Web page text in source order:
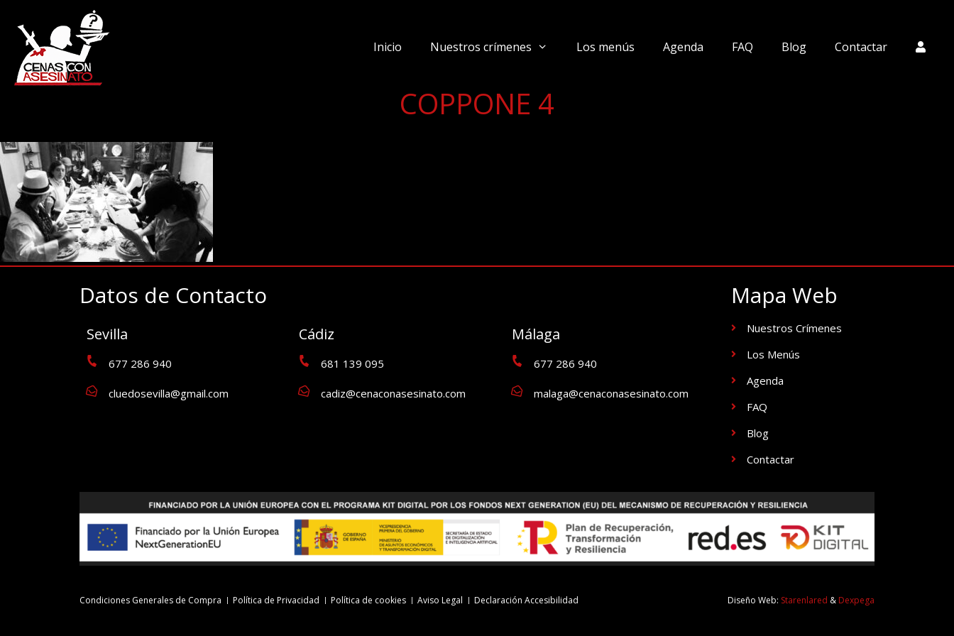
Inicio Nuestros crímenes Los menús Agenda FAQ Blog Contactar
COPPONE 4
Datos de Contacto
Sevilla
677 286 940
cluedosevilla@gmail.com
Cádiz
681 139 095
cadiz@cenaconasesinato.com
Málaga
677 286 940
malaga@cenaconasesinato.com
Mapa Web
Nuestros Crímenes
Los Menús
Agenda
FAQ
Blog
Contactar
Condiciones Generales de Compra Política de Privacidad Política de cookies Aviso Legal Declaración Accesibilidad Diseño Web: Starenlared & Dexpega